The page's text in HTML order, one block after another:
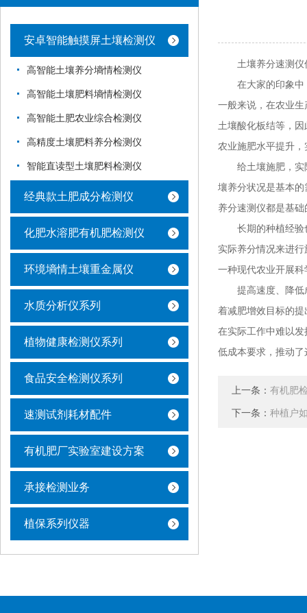
安卓智能触摸屏土壤检测仪
高智能土壤养分墒情检测仪
高智能土壤肥料墒情检测仪
高智能土肥农业综合检测仪
高精度土壤肥料养分检测仪
智能直读型土壤肥料检测仪
经典款土肥成分检测仪
化肥水溶肥有机肥检测仪
环境墒情土壤重金属仪
水质分析仪系列
植物健康检测仪系列
食品安全检测仪系列
速测试剂耗材配件
有机肥厂实验室建设方案
承接检测业务
植保系列仪器
土壤养分速测仪
在大家的印象中，
一般来说，在农业
土壤酸化板结等，
农业施肥水平提升
给土壤施肥，实际
壤养分状况是基本
养分速测仪都是基
长期的种植经验也
实际养分情况来进
一种现代农业开展
提高速度、降低成
着减肥增效目标的
在实际工作中难以
低成本要求，推动
上一条： 有机肥
下一条： 种植户